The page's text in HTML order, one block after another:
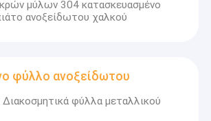
μύλων 304 κατασκευασμένο
ανοξείδωτου χαλκού
φύλλο ανοξείδωτου
φύλλα μεταλλικού